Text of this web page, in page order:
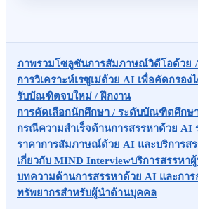
ภาพรวมโซลูชันการสัมภาษณ์วิดีโอด้วย
การวิเคราะห์เรซูเม่ด้วย AI เพื่อคัดกรอง
รับบัณฑิตจบใหม่ / ฝึกงาน
การคัดเลือกนักศึกษา / ระดับบัณฑิตศึกษ
กรณีความสำเร็จด้านการสรรหาด้วย AI
ราคาการสัมภาษณ์ด้วย AI และบริการส
เกี่ยวกับ MIND Interviewบริการสรรหา
บทความด้านการสรรหาด้วย AI และกา
ทรัพยากรสำหรับผู้นำด้านบุคคล